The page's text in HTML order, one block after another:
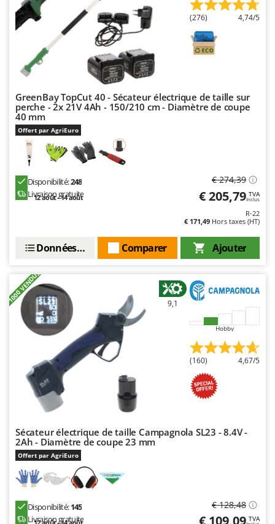
Master
Mastercook
Masterpro
McCulloch
Michelin
Mille
Minox
Mockmill
MOSA
MTD
New O.M.R.A.
Nilfisk
Ninja
Novatec
Novital
NuAir
NuovaFac
O
Officine Savioli
Oliviero
Olix
OMA
Omas
Ompagrill
(276) 4,74/5
GreenBay TopCut 40 - Sécateur électrique de taille sur
perche - 2x 21V 4Ah - 150/210 cm - Diamètre de coupe
40 mm
Offert par AgriEuro
Disponibilité:248
Livraison gratuite
12 août - 14 août
€ 274,39
€ 205,79 TVA
Inclus
R-22
€ 171,49 Hors taxes (HT)
Ajouter
Comparer
Données techniques
+1000 VENDUS 9,1
Hobby
(160) 4,67/5
Sécateur électrique de taille Campagnola SL23 - 8.4V -
2Ah - Diamètre de coupe 23 mm
Offert par AgriEuro
Disponibilité:145
Livraison gratuite
€ 128,48
TVA